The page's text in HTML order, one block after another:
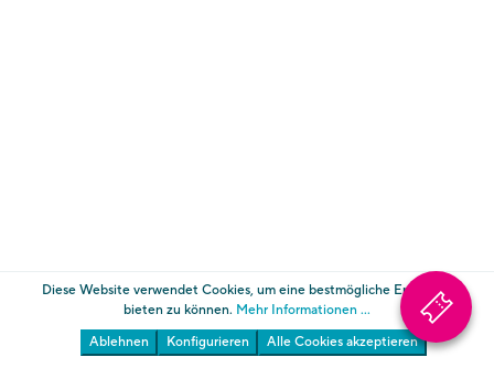
Diese Website verwendet Cookies, um eine bestmögliche Erfahrung
bieten zu können. Mehr Informationen ...
Ablehnen
Konfigurieren Alle Cookies akzeptieren